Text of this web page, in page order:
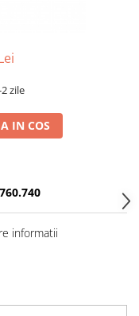
zile
IN COS
informatii